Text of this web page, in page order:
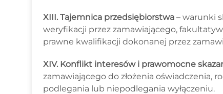
XIII. Tajemnica przedsiębiorstwa – warunki
weryfikacji przez zamawiającego,
prawne kwalifikacji dokonanej przez
XIV. Konflikt interesów i prawomocne
zamawiającego do złożenia oświadczenia,
podlegania lub niepodlegania wyłączeniu.